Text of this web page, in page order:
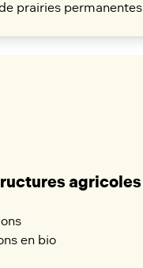
prairies permanentes
agricoles
en bio